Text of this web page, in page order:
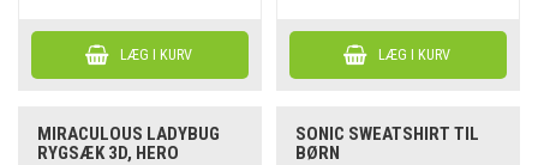
MIRACULOUS LADYBUG
RYGSÆK 3D, HERO
SONIC SWEATSHIRT TIL
BØRN